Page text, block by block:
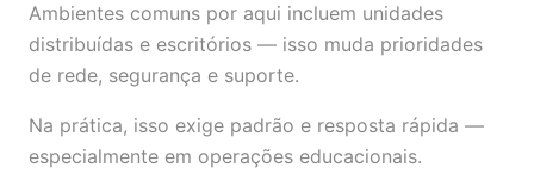
Ambientes comuns por aqui incluem unidades
distribuídas e escritórios — isso muda prioridades
de rede, segurança e suporte.
Na prática, isso exige padrão e resposta rápida —
especialmente em operações educacionais.